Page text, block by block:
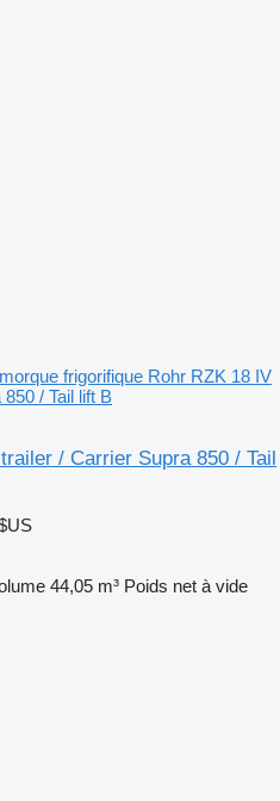
frigorifique Rohr RZK 18 IV
/ Tail lift B
/ Carrier Supra 850 / Tail
44,05 m³ Poids net à vide